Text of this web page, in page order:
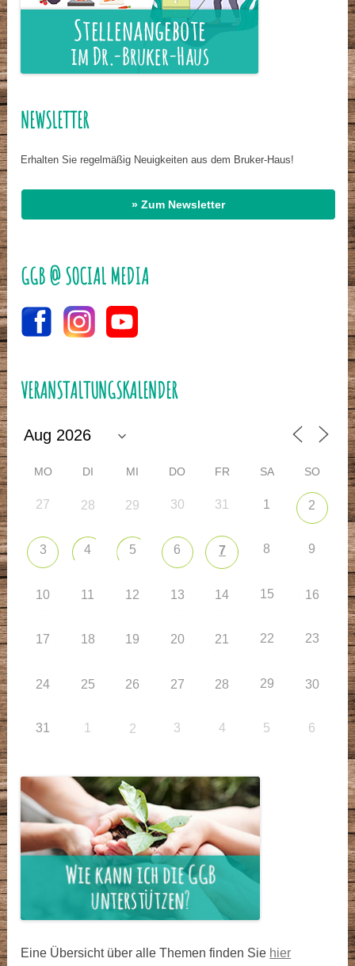
NEWSLETTER
Erhalten Sie regelmäßig Neuigkeiten aus dem Bruker-Haus!
» Zum Newsletter
GGB @ SOCIAL MEDIA
VERANSTALTUNGSKALENDER
MO DI MI DO FR SA SO
27 28 29 30 31 1 2
3 4 5 6 7 8 9
10 11 12 13 14 15 16
17 18 19 20 21 22 23
24 25 26 27 28 29 30
31 1 2 3 4 5 6
Eine Übersicht über alle Themen finden Sie hier